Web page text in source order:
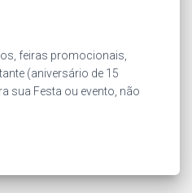
feiras promocionais,
(aniversário de 15
sua Festa ou evento, não